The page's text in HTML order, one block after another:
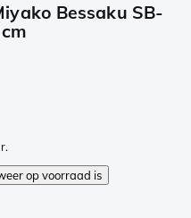
Bessaku SB-
op voorraad is